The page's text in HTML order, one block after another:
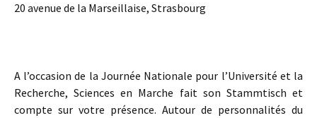
20 avenue de la Marseillaise, Strasbourg
A l’occasion de la Journée Nationale pour l’Université et la
Recherche, Sciences en Marche fait son Stammtisch et
compte sur votre présence. Autour de personnalités du